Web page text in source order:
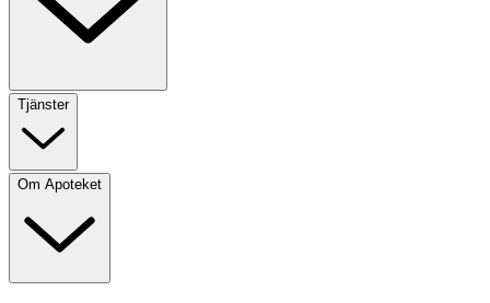
Tjänster
Om Apoteket